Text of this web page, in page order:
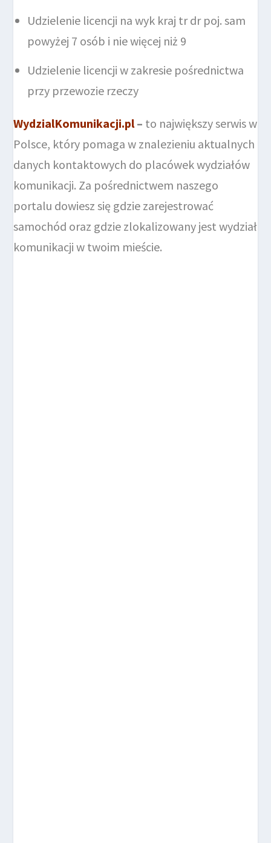
Udzielenie licencji na wyk kraj tr dr poj. sam
powyżej 7 osób i nie więcej niż 9
Udzielenie licencji w zakresie pośrednictwa
przy przewozie rzeczy
WydzialKomunikacji.pl– to największy serwis w
Polsce, który pomaga w znalezieniu aktualnych
danych kontaktowych do placówek wydziałów
komunikacji. Za pośrednictwem naszego
portalu dowiesz się gdzie zarejestrować
samochód oraz gdzie zlokalizowany jest wydział
komunikacji w twoim mieście.